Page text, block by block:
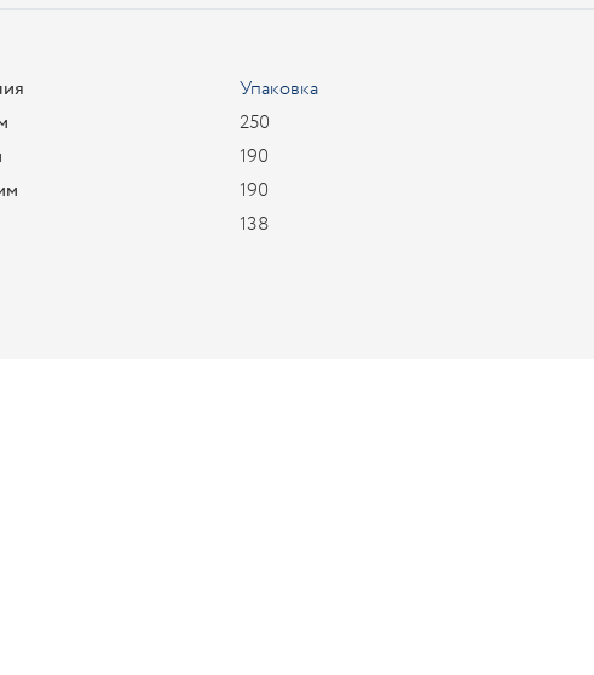
Упаковка
250
190
190
138